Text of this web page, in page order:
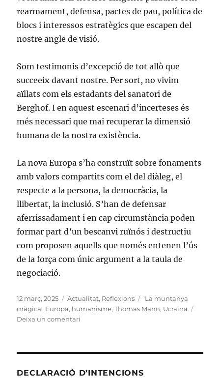
rearmament, defensa, pactes de pau, política de
blocs i interessos estratègics que escapen del
nostre angle de visió.
Som testimonis d’excepció de tot allò que
succeeix davant nostre. Per sort, no vivim
aïllats com els estadants del sanatori de
Berghof. I en aquest escenari d’incerteses és
més necessari que mai recuperar la dimensió
humana de la nostra existència.
La nova Europa s’ha construït sobre fonaments
amb valors compartits com el del diàleg, el
respecte a la persona, la democràcia, la
llibertat, la inclusió. S’han de defensar
aferrissadament i en cap circumstància poden
formar part d’un bescanvi ruïnós i destructiu
com proposen aquells que només entenen l’ús
de la força com únic argument a la taula de
negociació.
Publicat
el
12 març, 2025 Categories
Actualitat, Reflexions Etiquetes
'La muntanya
màgica', Europa, humanisme,Thomas Mann, Ucraïna
Deixa un comentari
canvi
DECLARACIÓ D’INTENCIONS